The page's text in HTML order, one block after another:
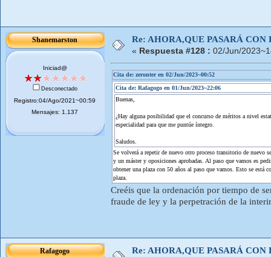
Shanemarston
Iniciad@
Desconectado
Registro:04/Ago/2021~00:59
Mensajes: 1.137
Re: AHORA,QUE PASARÁ
« Respuesta #128 : 02/Jun/
Cita de: zeronter en 02/Jun/2023~00:52
Cita de: Rafagogo en 01/Jun/2023~22:06
Buenas,
¿Hay alguna posibilidad que el concurso de méritos a nivel
especialidad para que me puntúe íntegro.
Saludos.
Se volverá a repetir de nuevo otro proceso transitorio de nuevo
y un máster y oposiciones aprobadas. Al paso que vamos es
obtener una plaza con 50 años al paso que vamos. Esto se
plaza.
Creéis que la ordenación por tiempo de
fraude de ley y la perpetración de la
Rafagogo Re: AHORA,QUE PASARÁ